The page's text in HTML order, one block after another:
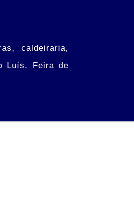
caldeiraria,
Luís, Feira de